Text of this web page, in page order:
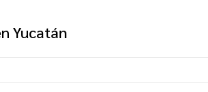
Yucatán